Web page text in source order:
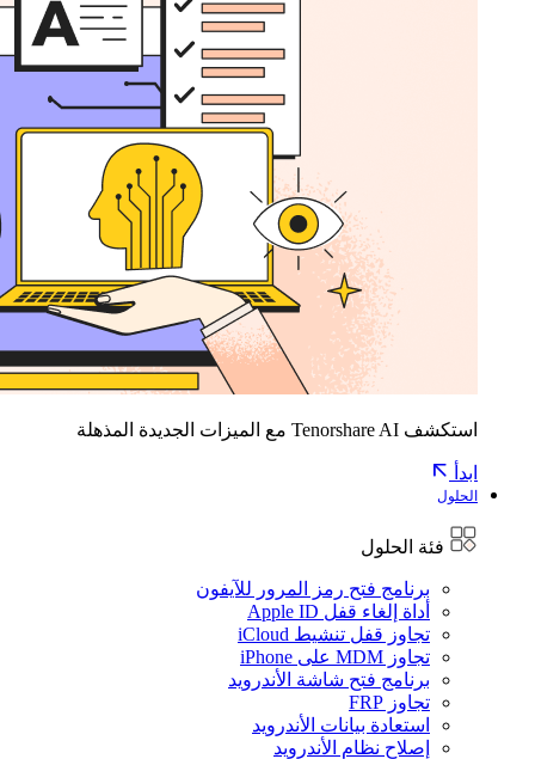
استكشف Tenorshare AI مع الميزات الجديدة المذهلة
ابدأ
الحلول
فئة الحلول
برنامج فتح رمز المرور للآيفون
أداة إلغاء قفل Apple ID
تجاوز قفل تنشيط iCloud
تجاوز MDM على iPhone
برنامج فتح شاشة الأندرويد
تجاوز FRP
استعادة بيانات الأندرويد
إصلاح نظام الأندرويد